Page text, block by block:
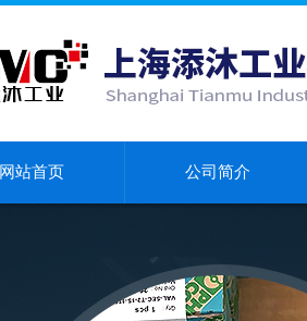
网站首页 公司简介